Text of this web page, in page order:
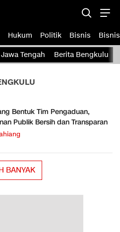
Akurat dan Terverifikasi
Hukum Politik Bisnis Bisnis
Tengah Berita Bengkulu
Bentuk Tim Pengaduan,
Publik Bersih dan Transparan
BANYAK